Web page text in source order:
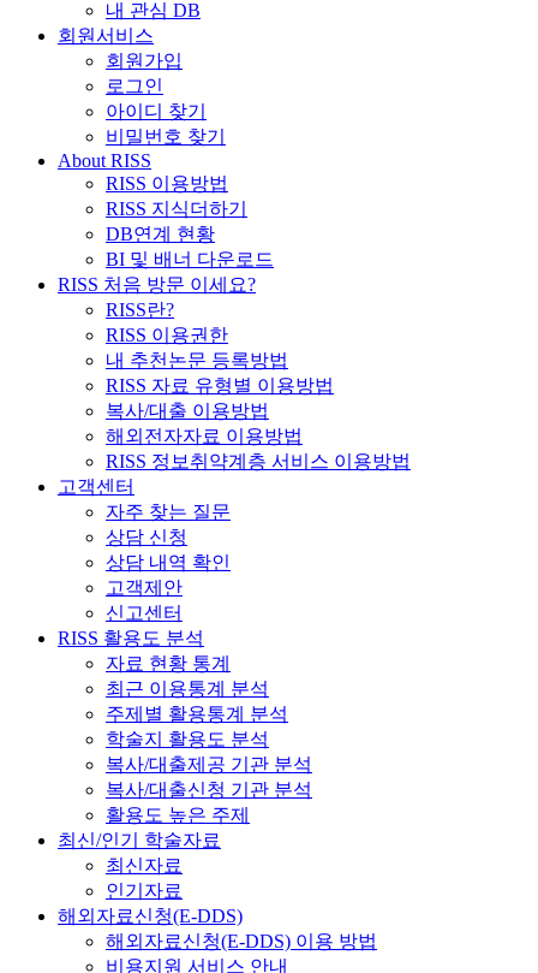
내 관심 DB
회원서비스
회원가입
로그인
아이디 찾기
비밀번호 찾기
About RISS
RISS 이용방법
RISS 지식더하기
DB연계 현황
BI 및 배너 다운로드
RISS 처음 방문 이세요?
RISS란?
RISS 이용권한
내 추천논문 등록방법
RISS 자료 유형별 이용방법
복사/대출 이용방법
해외전자자료 이용방법
RISS 정보취약계층 서비스 이용방법
고객센터
자주 찾는 질문
상담 신청
상담 내역 확인
고객제안
신고센터
RISS 활용도 분석
자료 현황 통계
최근 이용통계 분석
주제별 활용통계 분석
학술지 활용도 분석
복사/대출제공 기관 분석
복사/대출신청 기관 분석
활용도 높은 주제
최신/인기 학술자료
최신자료
인기자료
해외자료신청(E-DDS)
해외자료신청(E-DDS) 이용 방법
비용지원 서비스 안내